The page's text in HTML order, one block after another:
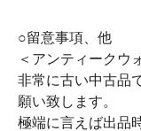
○留意事項、他
＜アンティークウ
非常に古い中古品
願い致します。
極端に言えば出品